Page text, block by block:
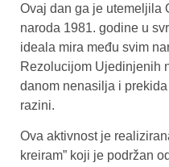
Ovaj dan ga je utemeljila
naroda 1981. godine u
ideala mira među svim
Rezolucijom Ujedinjenih
danom nenasilja i
razini.
Ova aktivnost je
kreiram” koji je podržan